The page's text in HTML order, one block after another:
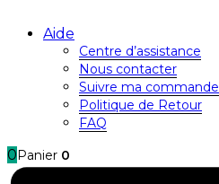
Aide
Centre d’assistance
Nous contacter
Suivre ma commande
Politique de Retour
FAQ
0 Panier 0